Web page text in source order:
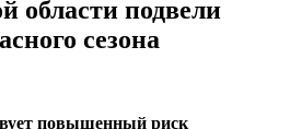
области подвели
сезона
повышенный риск